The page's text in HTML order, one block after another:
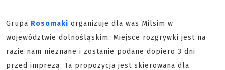
Grupa Rosomaki organizuje dla was Milsim w
województwie dolnośląskim. Miejsce rozgrywki jest na
razie nam nieznane i zostanie podane dopiero 3 dni
przed imprezą. Ta propozycja jest skierowana dla